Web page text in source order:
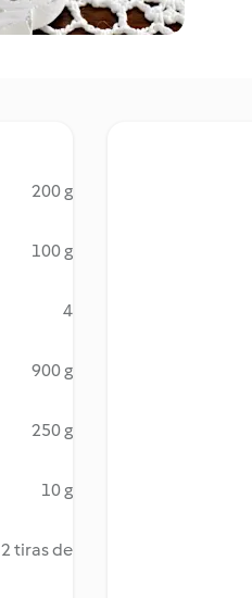
200 g
100 g
4
900 g
250 g
10 g
2 tiras de